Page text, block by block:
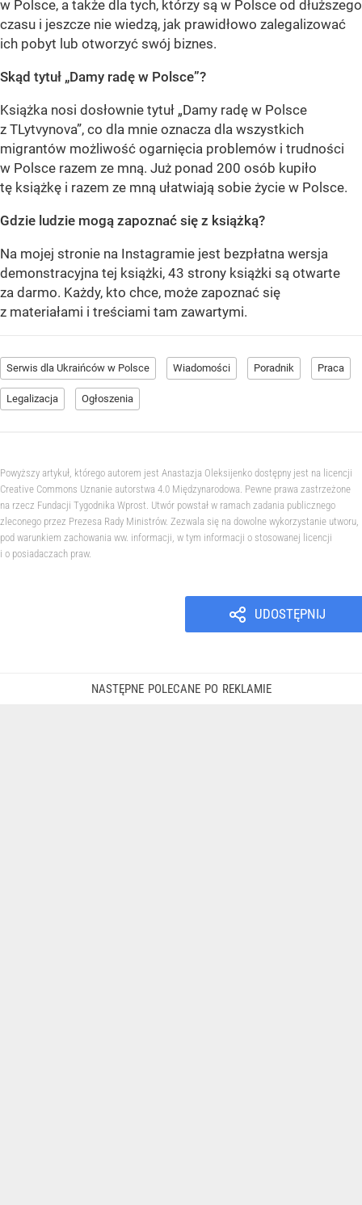
w Polsce, a także dla tych, którzy są w Polsce od dłuższego
czasu i jeszcze nie wiedzą, jak prawidłowo zalegalizować
ich pobyt lub otworzyć swój biznes.
Skąd tytuł „Damy radę w Polsce”?
Książka nosi dosłownie tytuł „Damy radę w Polsce
z TLytvynova”, co dla mnie oznacza dla wszystkich
migrantów możliwość ogarnięcia problemów i trudności
w Polsce razem ze mną. Już ponad 200 osób kupiło
tę książkę i razem ze mną ułatwiają sobie życie w Polsce.
Gdzie ludzie mogą zapoznać się z książką?
Na mojej stronie na Instagramie jest bezpłatna wersja
demonstracyjna tej książki, 43 strony książki są otwarte
za darmo. Każdy, kto chce, może zapoznać się
z materiałami i treściami tam zawartymi.
Serwis dla Ukraińców w Polsce Wiadomości Poradnik Praca
Legalizacja Ogłoszenia
Powyższy artykuł, którego autorem jest Anastazja Oleksijenko dostępny jest na licencji
Creative Commons Uznanie autorstwa 4.0 Międzynarodowa. Pewne prawa zastrzeżone
na rzecz Fundacji Tygodnika Wprost. Utwór powstał w ramach zadania publicznego
zleconego przez Prezesa Rady Ministrów. Zezwala się na dowolne wykorzystanie utworu,
pod warunkiem zachowania ww. informacji, w tym informacji o stosowanej licencji
i o posiadaczach praw.
UDOSTĘPNIJ